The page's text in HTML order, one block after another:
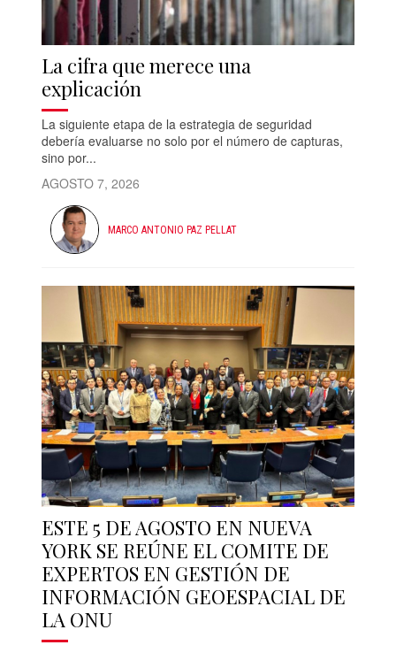
La cifra que merece una
explicación
La siguiente etapa de la estrategia de seguridad
debería evaluarse no solo por el número de capturas,
sino por...
AGOSTO 7, 2026
MARCO ANTONIO PAZ PELLAT
ESTE 5 DE AGOSTO EN NUEVA
YORK SE REÚNE EL COMITE DE
EXPERTOS EN GESTIÓN DE
INFORMACIÓN GEOESPACIAL DE
LA ONU